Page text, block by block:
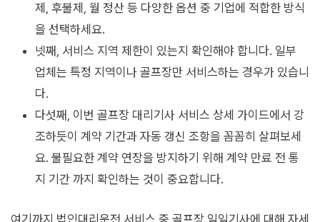
제, 후불제, 월 정산 등 다양한 옵션 중 기업에 적합한 방식
을 선택하세요.
넷째, 서비스 지역 제한이 있는지 확인해야 합니다. 일부
업체는 특정 지역이나 골프장만 서비스하는 경우가 있습니
다.
다섯째, 이번 골프장 대리기사 서비스 상세 가이드에서 강
조하듯이 계약 기간과 자동 갱신 조항을 꼼꼼히 살펴보세
요. 불필요한 계약 연장을 방지하기 위해 계약 만료 전 통
지 기간 까지 확인하는 것이 중요합니다.
여기까지 법인대리운전 서비스 중 골프장 일일기사에 대해 자세